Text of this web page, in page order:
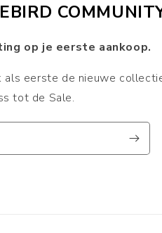
op je eerste aankoop.
eerste de nieuwe
tot de Sale.